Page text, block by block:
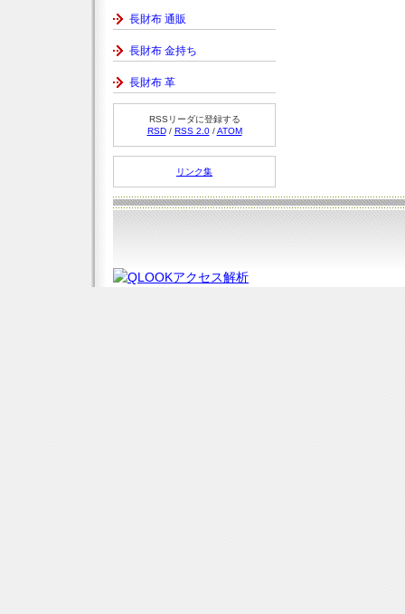
長財布 通販
長財布 金持ち
長財布 革
RSSリーダに登録する
RSD/ RSS 2.0/ATOM
リンク集